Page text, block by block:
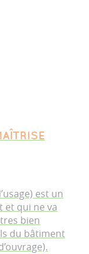
est un
et qui ne va
bien
du bâtiment